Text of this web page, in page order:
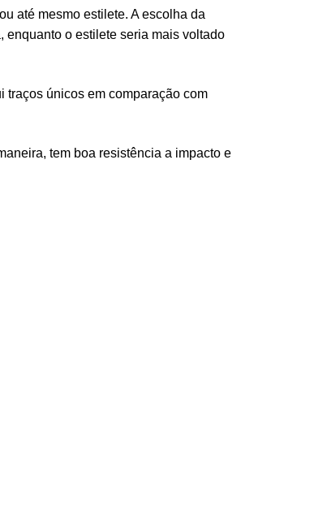
até mesmo estilete. A escolha da
enquanto o estilete seria mais voltado
traços únicos em comparação com
tem boa resistência a impacto e